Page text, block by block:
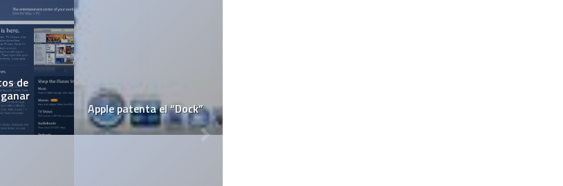
Fecha de lanzamiento
del iPhone JailBreak para el iOS 6